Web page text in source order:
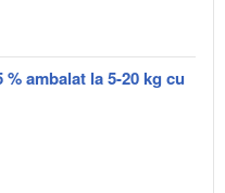
ambalat la 5-20 kg cu